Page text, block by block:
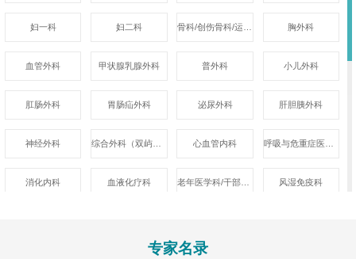
妇一科 妇二科 胸外科
血管外科 甲状腺乳腺外科 普外科 小儿外科
肛肠外科 胃肠疝外科 泌尿外科 肝胆胰外科
神经外科 心血管内科 呼吸与危重症医学科
消化内科 血液化疗科 风湿免疫科
专家名录